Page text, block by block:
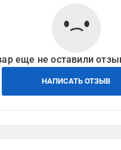
еще не оставили
НАПИСАТЬ ОТЗЫВ